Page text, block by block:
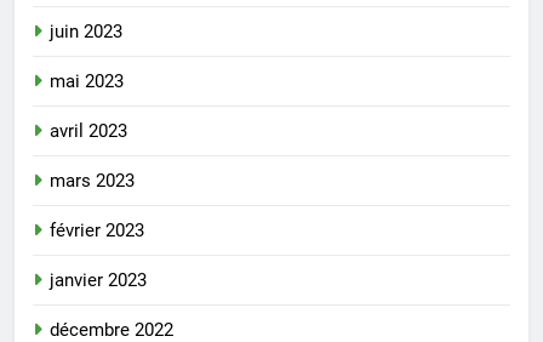
juin 2023
mai 2023
avril 2023
mars 2023
février 2023
janvier 2023
décembre 2022